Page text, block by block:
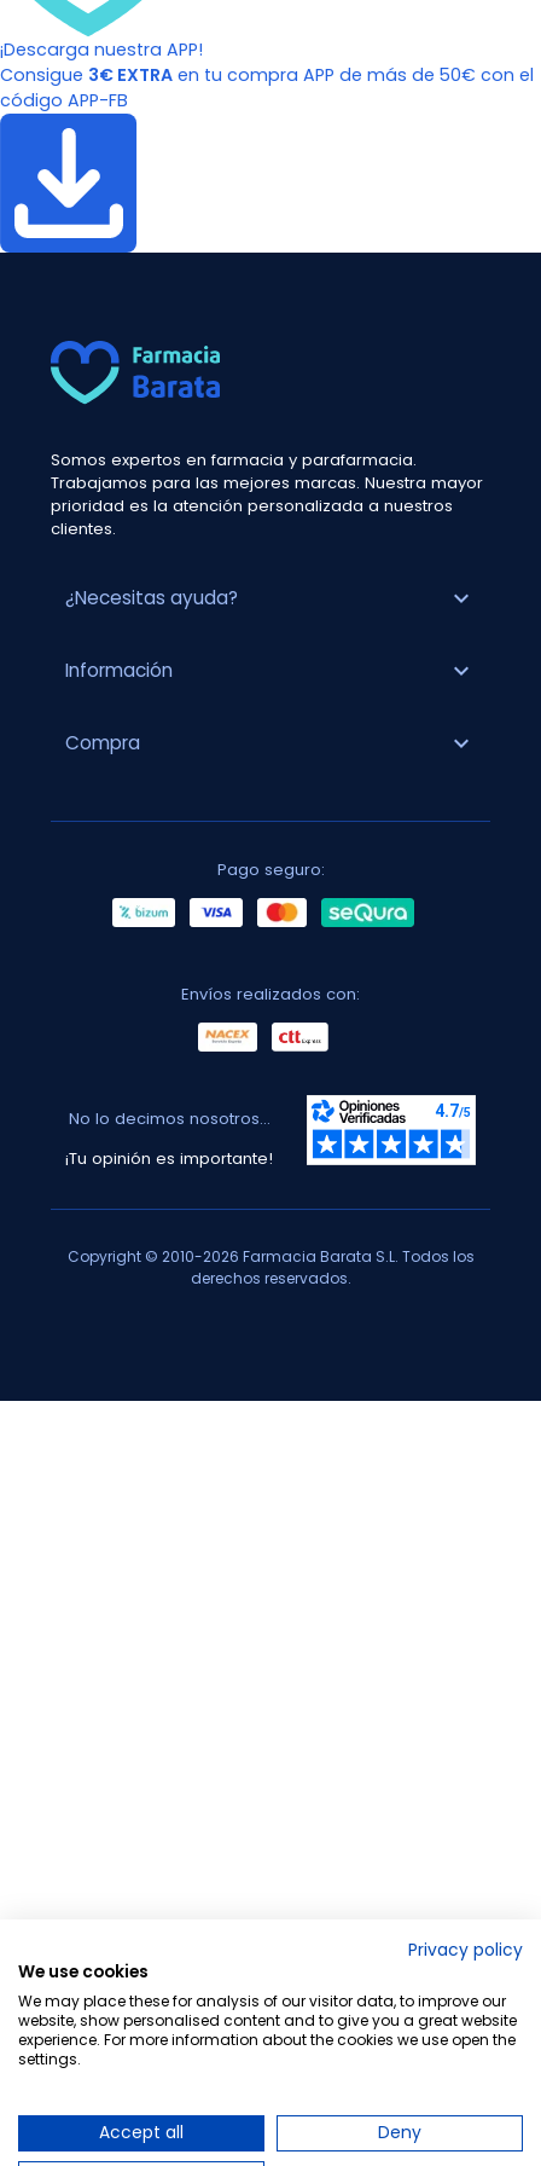
¡Descarga nuestra APP!
Consigue 3€ EXTRA en tu compra APP de más de 50€ con el
código APP-FB
Somos expertos en farmacia y parafarmacia.
Trabajamos para las mejores marcas. Nuestra mayor
prioridad es la atención personalizada a nuestros
clientes.
¿Necesitas ayuda? expand_more
Información expand_more
Compra expand_more
Pago seguro:
Envíos realizados con:
No lo decimos nosotros...
¡Tu opinión es importante!
Copyright © 2010-2026 Farmacia Barata S.L. Todos los
derechos reservados.
Privacy policy
We use cookies
We may place these for analysis of our visitor data, to improve our
website, show personalised content and to give you a great website
experience. For more information about the cookies we use open the
settings.
Accept all Deny